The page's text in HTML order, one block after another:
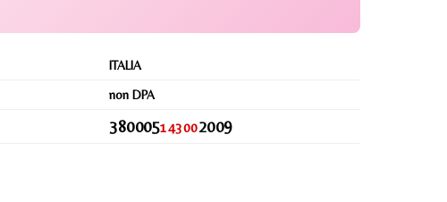
ITALIA
non DPA
380005143002009